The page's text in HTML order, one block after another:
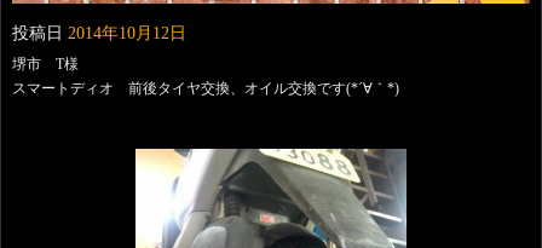
投稿日 2014年10月12日
堺市 T様
スマートディオ 前後タイヤ交換、オイル交換です(*´∀｀*)